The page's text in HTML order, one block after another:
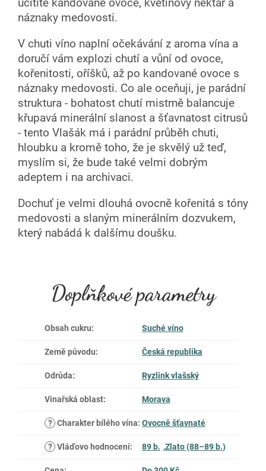
ucítíte kandované ovoce, květinový nektar a
náznaky medovosti.
V chuti víno naplní očekávání z aroma vína a
doručí vám explozi chutí a vůní od ovoce,
kořenitosti, oříšků, až po kandované ovoce s
náznaky medovosti. Co ale oceňuji, je parádní
struktura - bohatost chutí mistrně balancuje
křupavá minerální slanost a šťavnatost citrusů
- tento Vlašák má i parádní průběh chuti,
hloubku a kromě toho, že je skvělý už teď,
myslím si, že bude také velmi dobrým
adeptem i na archivaci.
Dochuť je velmi dlouhá ovocně kořenitá s tóny
medovosti a slaným minerálním dozvukem,
který nabádá k dalšímu doušku.
Doplňkové parametry
Obsah cukru: Suché víno
Země původu: Česká republika
Odrůda: Ryzlink vlašský
Vinařská oblast: Morava
? Charakter bílého vína: Ovocně šťavnaté
? Vláďovo hodnocení: 89 b. ,Zlato (88–89 b.)